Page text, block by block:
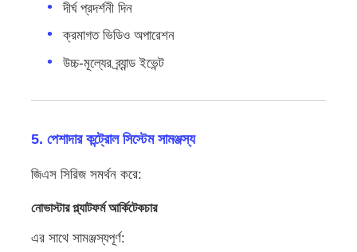
দীর্ঘ প্রদর্শনী দিন
ক্রমাগত ভিডিও অপারেশন
উচ্চ-মূল্যের ব্র্যান্ড ইভেন্ট
5. পেশাদার কন্ট্রোল সিস্টেম সামঞ্জস্য
জিএস সিরিজ সমর্থন করে:
নোভাস্টার প্ল্যাটফর্ম আর্কিটেকচার
এর সাথে সামঞ্জস্যপূর্ণ: